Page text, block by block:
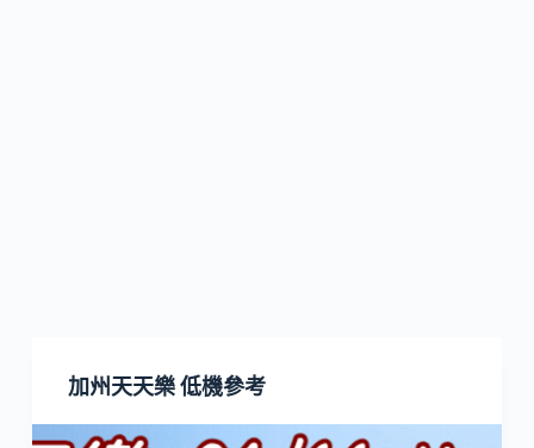
加州天天樂 低機參考